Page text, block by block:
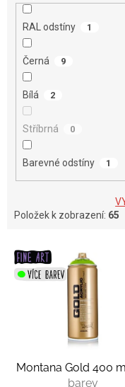
RAL odstíny 1
Černá 9
Bílá 2
Stříbrná 0
Barevné odstíny 1
Položek k zobrazení: 65
V
p
Montana Gold 400
barev